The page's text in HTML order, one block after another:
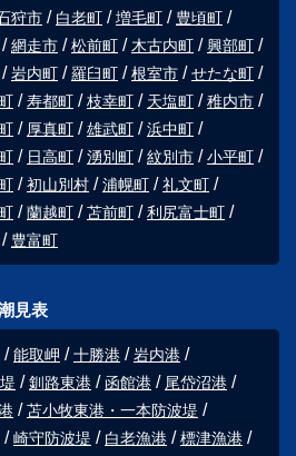
狩市 白老町 増毛町
豊頃町
網走市 松前町 木古内町
興部町
岩内町 羅臼町 根室市
せたな町
寿都町 枝幸町 天塩町
稚内市
厚真町 雄武町
浜中町
日高町 湧別町 紋別市
小平町
初山別村 浦幌町
礼文町
蘭越町 苫前町
利尻富士町
豊富町
見表
能取岬 十勝港
岩内港
釧路東港 函館港
尾岱沼港
苫小牧東港・一本防波堤
崎守防波堤 白老漁港
標津漁港